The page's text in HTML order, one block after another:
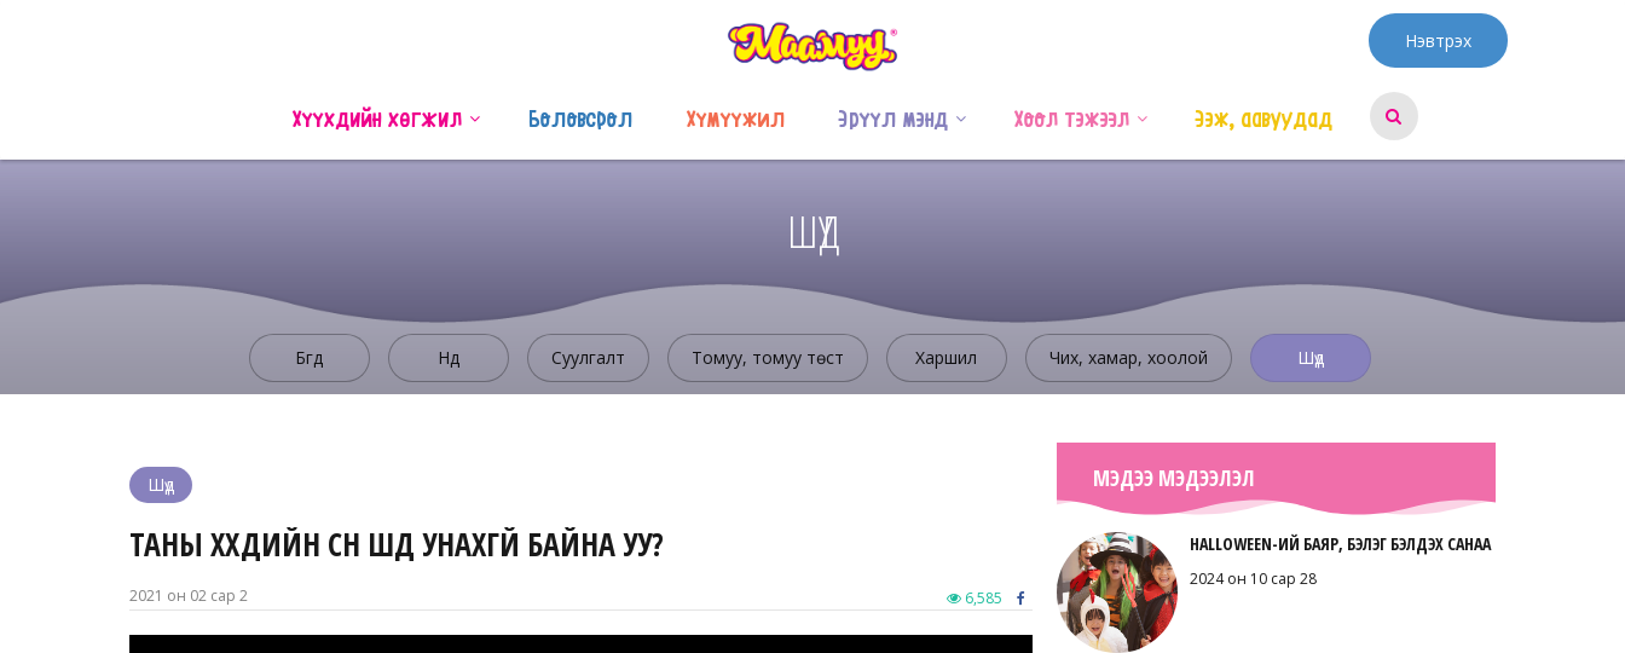
Нэвтрэх
Хүүхдийн хөгжил Боловсрол Хүмүүжил Эрүүл мэнд Хоол тэжээл Ээж, аавуудад
ШҮД
Бүгд Нүд Суулгалт Томуу, томуу төст Харшил Чих, хамар, хоолой Шүд
Шүд
ТАНЫ ХҮҮХДИЙН СҮҮН ШҮД УНАХГҮЙ БАЙНА УУ?
2021 он 02 сар 2 6,585
МЭДЭЭ МЭДЭЭЛЭЛ
HALLOWEEN-ИЙ БАЯР, БЭЛЭГ БЭЛДЭХ САНАА
2024 он 10 сар 28